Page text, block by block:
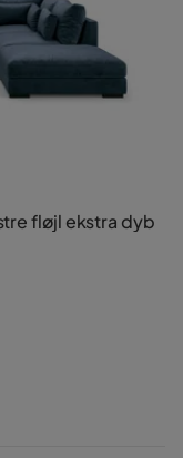
fløjl ekstra dyb